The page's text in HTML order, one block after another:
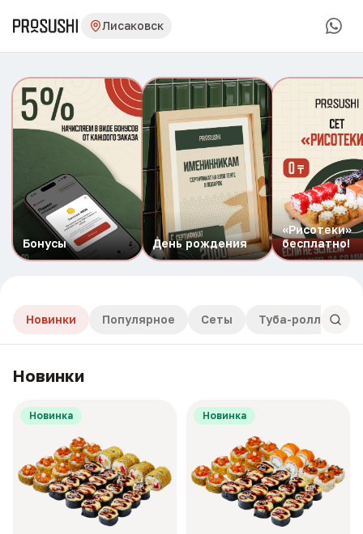
Лисаковск
Бонусы День рождения
«Рисотеки»
бесплатно!
Новинки Популярное Сеты Туба-роллы
Новинки
Новинка Новинка